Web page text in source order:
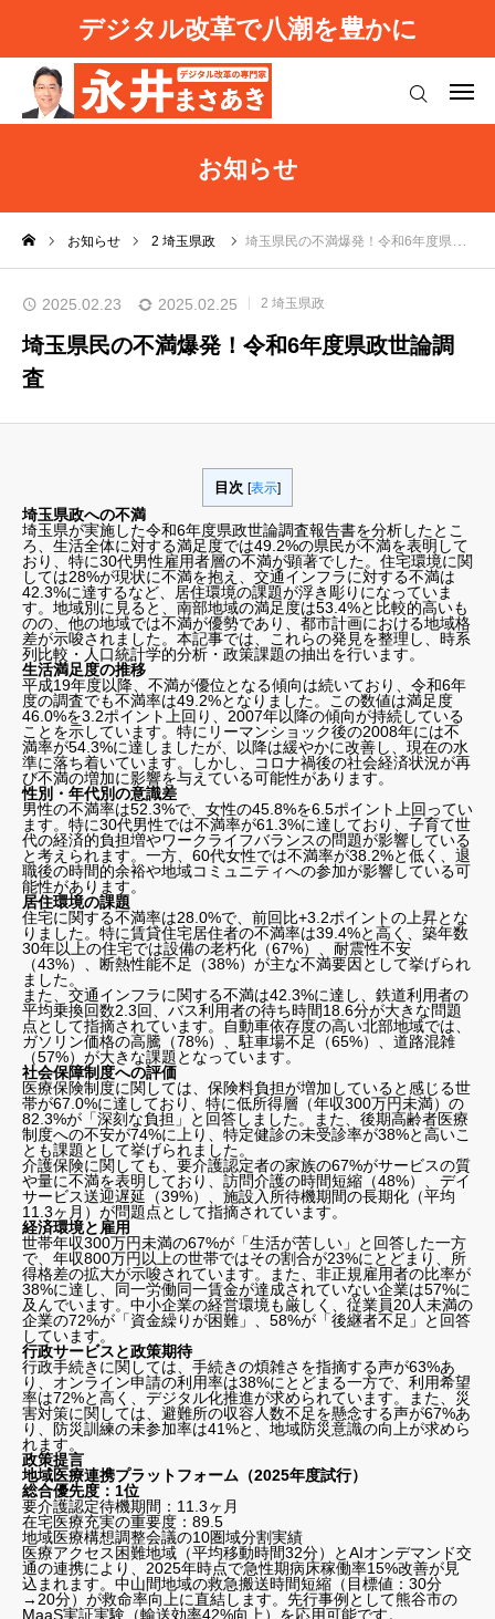
デジタル改革で八潮を豊かに
お知らせ
お知らせ 2 埼玉県政 埼玉県民の不満爆発！令和6年度県政世論調査
2025.02.23 2025.02.25 2 埼玉県政
埼玉県民の不満爆発！令和6年度県政世論調
査
目次 [表示]
埼玉県政への不満
埼玉県が実施した令和6年度県政世論調査報告書を分析したとこ
ろ、生活全体に対する満足度では49.2%の県民が不満を表明して
おり、特に30代男性雇用者層の不満が顕著でした。住宅環境に関
しては28%が現状に不満を抱え、交通インフラに対する不満は
42.3%に達するなど、居住環境の課題が浮き彫りになっていま
す。地域別に見ると、南部地域の満足度は53.4%と比較的高いも
のの、他の地域では不満が優勢であり、都市計画における地域格
差が示唆されました。本記事では、これらの発見を整理し、時系
列比較・人口統計学的分析・政策課題の抽出を行います。
生活満足度の推移
平成19年度以降、不満が優位となる傾向は続いており、令和6年
度の調査でも不満率は49.2%となりました。この数値は満足度
46.0%を3.2ポイント上回り、2007年以降の傾向が持続している
ことを示しています。特にリーマンショック後の2008年には不
満率が54.3%に達しましたが、以降は緩やかに改善し、現在の水
準に落ち着いています。しかし、コロナ禍後の社会経済状況が再
び不満の増加に影響を与えている可能性があります。
性別・年代別の意識差
男性の不満率は52.3%で、女性の45.8%を6.5ポイント上回ってい
ます。特に30代男性では不満率が61.3%に達しており、子育て世
代の経済的負担増やワークライフバランスの問題が影響している
と考えられます。一方、60代女性では不満率が38.2%と低く、退
職後の時間的余裕や地域コミュニティへの参加が影響している可
能性があります。
居住環境の課題
住宅に関する不満率は28.0%で、前回比+3.2ポイントの上昇とな
りました。特に賃貸住宅居住者の不満率は39.4%と高く、築年数
30年以上の住宅では設備の老朽化（67%）、耐震性不安
（43%）、断熱性能不足（38%）が主な不満要因として挙げられ
ました。
また、交通インフラに関する不満は42.3%に達し、鉄道利用者の
平均乗換回数2.3回、バス利用者の待ち時間18.6分が大きな問題
点として指摘されています。自動車依存度の高い北部地域では、
ガソリン価格の高騰（78%）、駐車場不足（65%）、道路混雑
（57%）が大きな課題となっています。
社会保障制度への評価
医療保険制度に関しては、保険料負担が増加していると感じる世
帯が67.0%に達しており、特に低所得層（年収300万円未満）の
82.3%が「深刻な負担」と回答しました。また、後期高齢者医療
制度への不安が74%に上り、特定健診の未受診率が38%と高いこ
とも課題として挙げられました。
介護保険に関しても、要介護認定者の家族の67%がサービスの質
や量に不満を表明しており、訪問介護の時間短縮（48%）、デイ
サービス送迎遅延（39%）、施設入所待機期間の長期化（平均
11.3ヶ月）が問題点として指摘されています。
経済環境と雇用
世帯年収300万円未満の67%が「生活が苦しい」と回答した一方
で、年収800万円以上の世帯ではその割合が23%にとどまり、所
得格差の拡大が示唆されています。また、非正規雇用者の比率が
38%に達し、同一労働同一賃金が達成されていない企業は57%に
及んでいます。中小企業の経営環境も厳しく、従業員20人未満の
企業の72%が「資金繰りが困難」、58%が「後継者不足」と回答
しています。
行政サービスと政策期待
行政手続きに関しては、手続きの煩雑さを指摘する声が63%あ
り、オンライン申請の利用率は38%にとどまる一方で、利用希望
率は72%と高く、デジタル化推進が求められています。また、災
害対策に関しては、避難所の収容人数不足を懸念する声が67%あ
り、防災訓練の未参加率は41%と、地域防災意識の向上が求めら
れます。
政策提言
地域医療連携プラットフォーム（2025年度試行）
総合優先度：1位
要介護認定待機期間：11.3ヶ月
在宅医療充実の重要度：89.5
地域医療構想調整会議の10圏域分割実績
医療アクセス困難地域（平均移動時間32分）とAIオンデマンド交
通の連携により、2025年時点で急性期病床稼働率15%改善が見
込まれます。中山間地域の救急搬送時間短縮（目標値：30分
→20分）が救命率向上に直結します。先行事例として熊谷市の
MaaS実証実験（輸送効率42%向上）を応用可能です。
ログイン
お知らせ（活動報告）